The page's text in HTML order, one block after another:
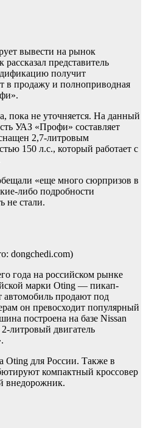
вывести на рынок
представитель
получит
в продажу и полноприводная
пока не уточняется. На данный
УАЗ «Профи» составляет
2,7-литровым
150 л.с., который работает с
«еще много сюрпризов в
либо подробности
не стали.
dongchedi.com)
года на российском рынке
марки Oting — пикап-
автомобиль продают под
он превосходит популярный
построена на базе Nissan
2-литровый двигатель
Oting для России. Также в
компактный кроссовер
внедорожник.